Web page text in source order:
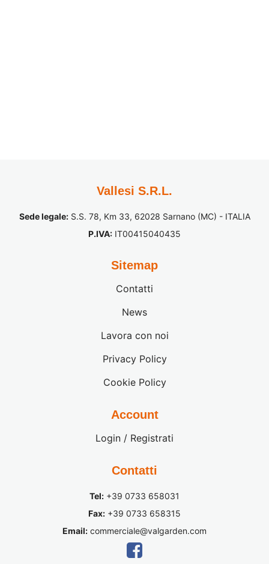
Vallesi S.R.L.
Sede legale:S.S. 78, Km 33, 62028 Sarnano (MC) - ITALIA
P.IVA: IT00415040435
Sitemap
Contatti
News
Lavora con noi
Privacy Policy
Cookie Policy
Account
Login / Registrati
Contatti
Tel: +39 0733 658031
Fax: +39 0733 658315
Email: commerciale@valgarden.com